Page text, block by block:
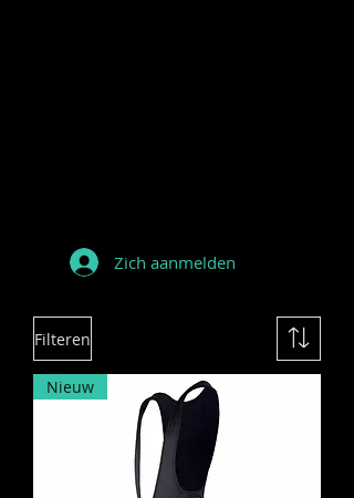
Zich aanmelden
Filteren
Nieuw